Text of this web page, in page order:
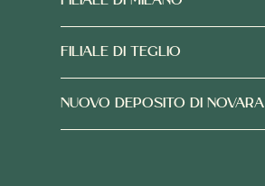
FILIALE DI TEGLIO
NUOVO DEPOSITO DI NOVARA